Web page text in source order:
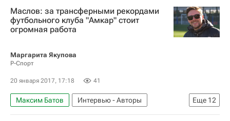
Маслов: за трансферными рекордами
футбольного клуба "Амкар" стоит
огромная работа
Маргарита Якупова
Р-Спорт
20 января 2017, 17:18 41
Еще 12
Максим Батов
Интервью - Авторы
Аналитика
Футбол
Спорт